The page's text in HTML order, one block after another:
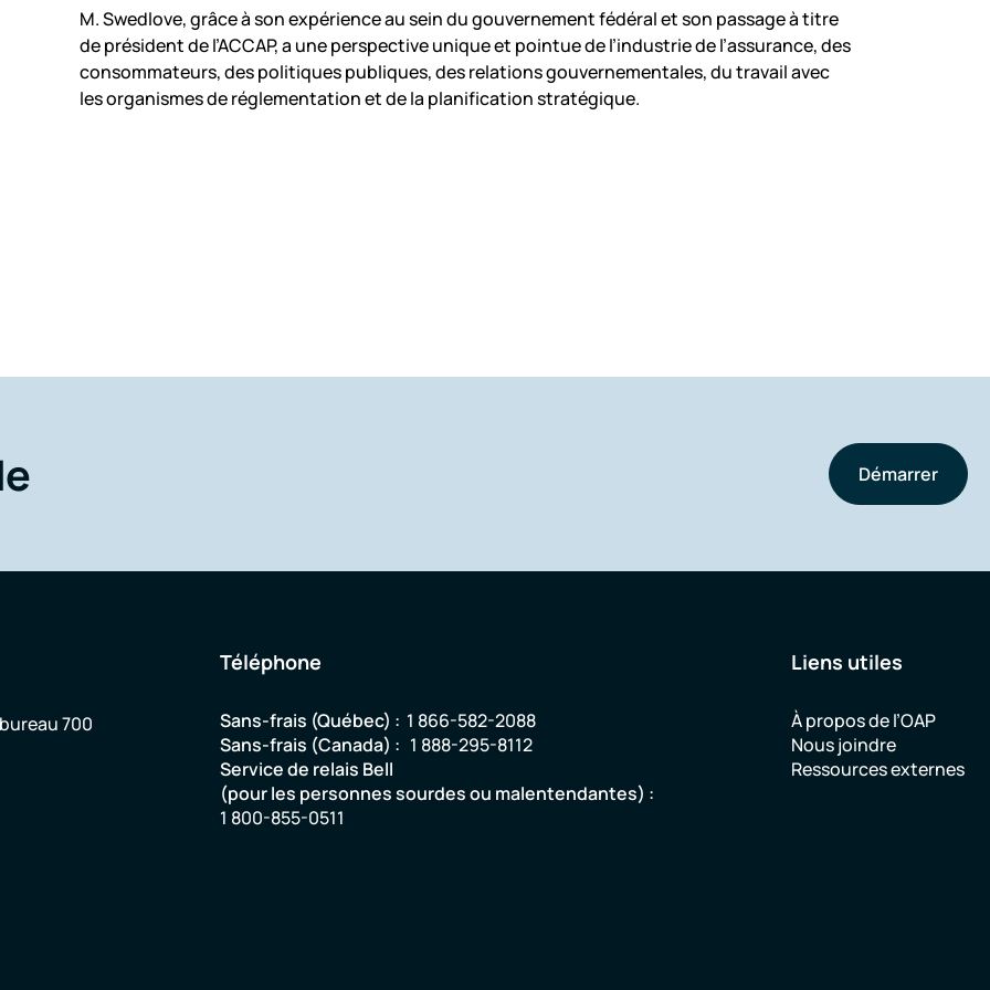
M. Swedlove, grâce à son expérience au sein du gouvernement fédéral et son passage à titre
de président de l’ACCAP, a une perspective unique et pointue de l’industrie de l’assurance, des
consommateurs, des politiques publiques, des relations gouvernementales, du travail avec
les organismes de réglementation et de la planification stratégique.
Démarrer
700
Téléphone
Sans-frais (Québec) : 1 866-582-2088
Sans-frais (Canada) : 1 888-295-8112
Service de relais Bell
(pour les personnes sourdes ou malentendantes) :
1 800-855-0511
Liens utiles
À propos de l’OAP
Nous joindre
Ressources externes